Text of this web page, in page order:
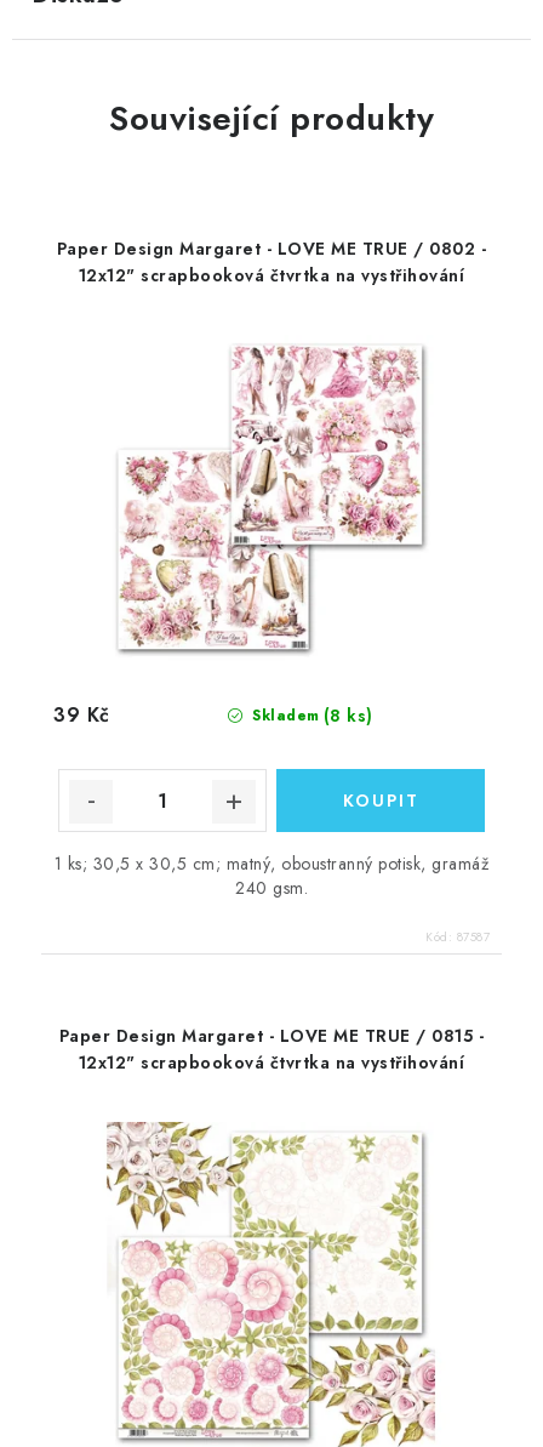
Související produkty
Paper Design Margaret - LOVE ME TRUE / 0802 -
12x12" scrapbooková čtvrtka na vystřihování
Skladem (8 ks)
39 Kč
1 ks; 30,5 x 30,5 cm; matný, oboustranný potisk, gramáž
240 gsm.
Kód: 87587
Paper Design Margaret - LOVE ME TRUE / 0815 -
12x12" scrapbooková čtvrtka na vystřihování